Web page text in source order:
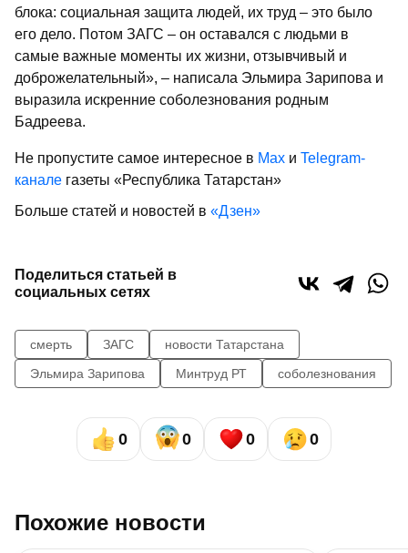
блока: социальная защита людей, их труд – это было
его дело. Потом ЗАГС – он оставался с людьми в
самые важные моменты их жизни, отзывчивый и
доброжелательный», – написала Эльмира Зарипова и
выразила искренние соболезнования родным
Бадреева.
Не пропустите самое интересное в Max и Telegram-
канале газеты «Республика Татарстан»
Больше статей и новостей в «Дзен»
Поделиться статьей в
социальных сетях
смерть ЗАГС
новости Татарстана
Эльмира Зарипова
Минтруд РТ соболезнования
0 0 0 0
Похожие новости